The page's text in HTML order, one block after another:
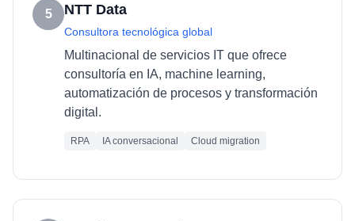
5 NTT Data
Consultora tecnológica global
Multinacional de servicios IT que ofrece
consultoría en IA, machine learning,
automatización de procesos y transformación
digital.
RPA IA conversacional Cloud migration